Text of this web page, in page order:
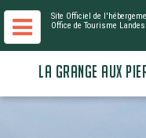
Site Officiel de
Office de Tourisme
LA GRANGE AUX